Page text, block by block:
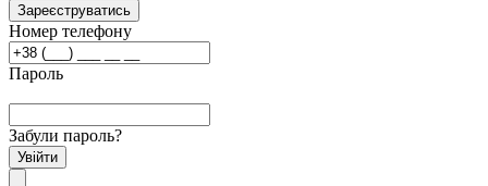
Зареєструватись
Номер телефону
Пароль
Забули пароль?
Увійти